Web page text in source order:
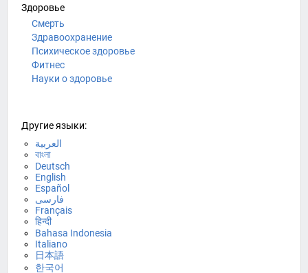
Здоровье
Смерть
Здравоохранение
Психическое здоровье
Фитнес
Науки о здоровье
Другие языки:
العربية
বাংলা
Deutsch
English
Español
فارسی
Français
हिन्दी
Bahasa Indonesia
Italiano
日本語
한국어